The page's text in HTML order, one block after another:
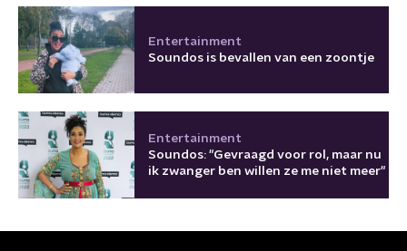
Entertainment
Soundos is bevallen van een zoontje
Entertainment
Soundos: "Gevraagd voor rol, maar nu
ik zwanger ben willen ze me niet meer"